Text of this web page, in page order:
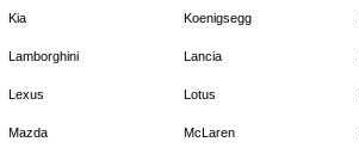
Kia Koenigsegg
Lamborghini Lancia
Lexus Lotus
Mazda McLaren